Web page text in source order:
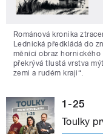
Románová kronika
Lednická předkládá do
měnící obraz
překrývá tlustá vrstva
zemi a rudém kraji“.
1-25
Toulky